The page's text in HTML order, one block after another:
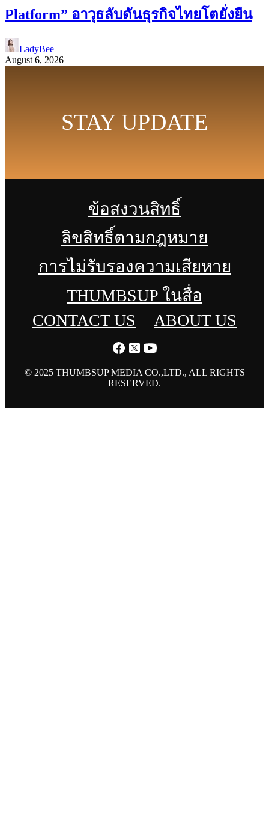
Platform” อาวุธลับดันธุรกิจไทยโตยั่งยืน
LadyBee
August 6, 2026
STAY UPDATE
ข้อสงวนสิทธิ์
ลิขสิทธิ์ตามกฎหมาย
การไม่รับรองความเสียหาย
THUMBSUP ในสื่อ
CONTACT US
ABOUT US
© 2025 THUMBSUP MEDIA CO.,LTD., ALL RIGHTS
RESERVED.